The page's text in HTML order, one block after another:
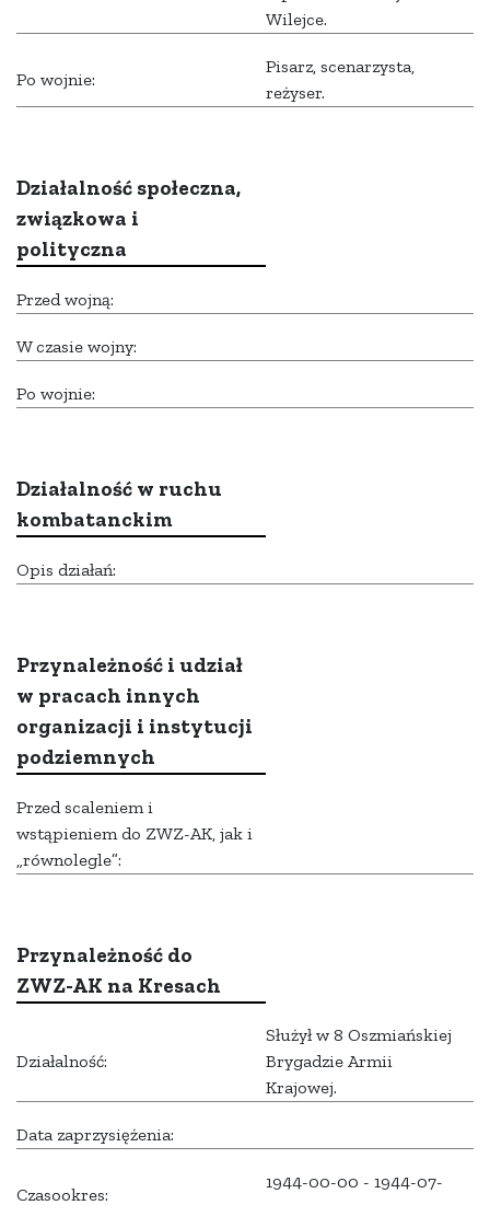
Wilejce.
Po wojnie:
Pisarz, scenarzysta,
reżyser.
Działalność społeczna,
związkowa i
polityczna
Przed wojną:
W czasie wojny:
Po wojnie:
Działalność w ruchu
kombatanckim
Opis działań:
Przynależność i udział
w pracach innych
organizacji i instytucji
podziemnych
Przed scaleniem i
wstąpieniem do ZWZ-AK, jak i
„równolegle”:
Przynależność do
ZWZ-AK na Kresach
Działalność:
Służył w 8 Oszmiańskiej
Brygadzie Armii
Krajowej.
Data zaprzysiężenia:
Czasookres:
1944-00-00 - 1944-07-